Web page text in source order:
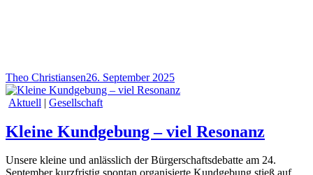
Theo Christiansen26. September 2025
Aktuell | Gesellschaft
Kleine Kundgebung – viel Resonanz
Unsere kleine und anlässlich der Bürgerschaftsdebatte am 24.